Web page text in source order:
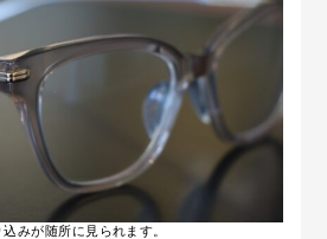
みが随所に見られます。